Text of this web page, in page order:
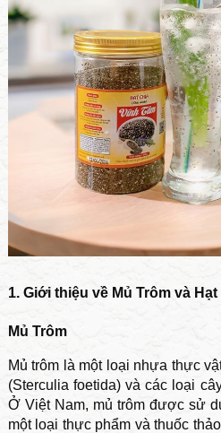
1. Giới thiệu về Mủ Trôm và Hạt
Mủ Trôm
Mủ trôm là một loại nhựa thực
(Sterculia foetida) và các loại
Ở Việt Nam, mủ trôm được sử
một loại thực phẩm và thuốc